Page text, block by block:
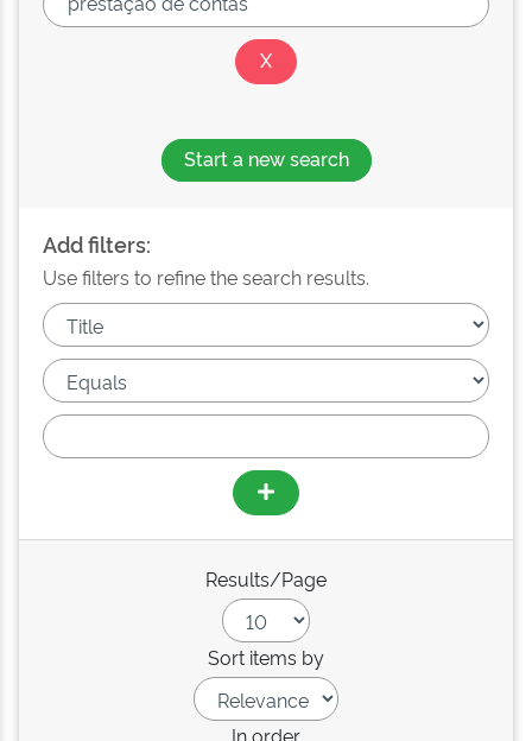
Start a new search
Add filters:
Use filters to refine the search results.
Results/Page
Sort items by
In order